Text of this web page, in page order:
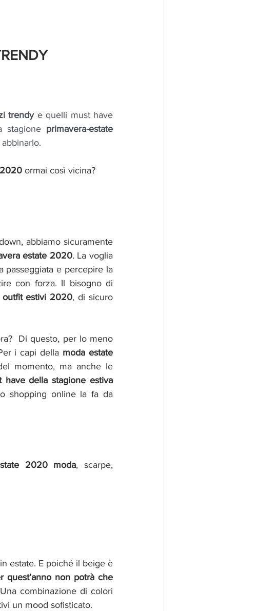
trendy e quelli must have
stagione primavera-estate
ormai così vicina?
abbiamo sicuramente
estate 2020. La voglia
passeggiata e percepire la
con forza. Il bisogno di
outfit estivi 2020, di sicuro
Di questo, per lo meno
i capi della moda estate
momento, ma anche le
have della stagione estiva
shopping online la fa da
2020 moda, scarpe,
estate. E poiché il beige è
quest’anno non potrà che
combinazione di colori
un mood sofisticato.